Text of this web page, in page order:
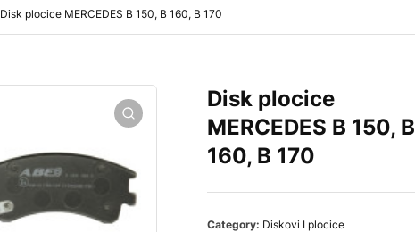
Disk plocice MERCEDES B 150, B 160, B 170
Disk plocice
MERCEDES B 150, B
160, B 170
Category: Diskovi I plocice